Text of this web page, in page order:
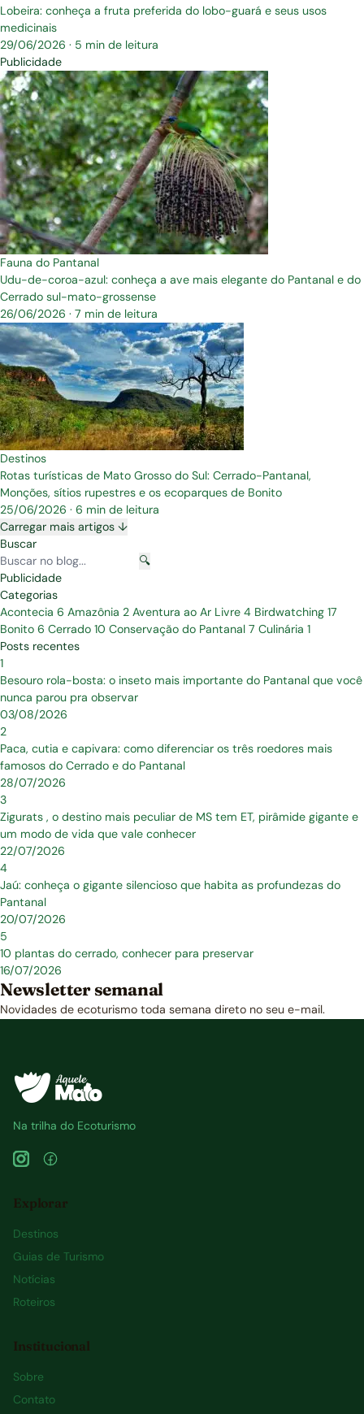
Lobeira: conheça a fruta preferida do lobo-guará e seus usos
medicinais
29/06/2026 · 5 min de leitura
Publicidade
Fauna do Pantanal
Udu-de-coroa-azul: conheça a ave mais elegante do Pantanal e do
Cerrado sul-mato-grossense
26/06/2026 · 7 min de leitura
Destinos
Rotas turísticas de Mato Grosso do Sul: Cerrado-Pantanal,
Monções, sítios rupestres e os ecoparques de Bonito
25/06/2026 · 6 min de leitura
Carregar mais artigos ↓
Buscar
🔍
Publicidade
Categorias
Acontecia 6 Amazônia 2 Aventura ao Ar Livre 4 Birdwatching 17
Bonito 6 Cerrado 10 Conservação do Pantanal 7 Culinária 1
Posts recentes
1
Besouro rola-bosta: o inseto mais importante do Pantanal que você
nunca parou pra observar
03/08/2026
2
Paca, cutia e capivara: como diferenciar os três roedores mais
famosos do Cerrado e do Pantanal
28/07/2026
3
Zigurats , o destino mais peculiar de MS tem ET, pirâmide gigante e
um modo de vida que vale conhecer
22/07/2026
4
Jaú: conheça o gigante silencioso que habita as profundezas do
Pantanal
20/07/2026
5
10 plantas do cerrado, conhecer para preservar
16/07/2026
Newsletter semanal
Novidades de ecoturismo toda semana direto no seu e-mail.
Na trilha do Ecoturismo
Explorar
Destinos
Guias de Turismo
Notícias
Roteiros
Institucional
Sobre
Contato